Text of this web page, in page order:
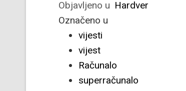
Objavljeno u Hardver
Označeno u
vijesti
vijest
Računalo
superračunalo